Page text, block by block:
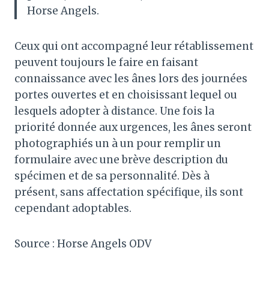
Horse Angels.
Ceux qui ont accompagné leur rétablissement
peuvent toujours le faire en faisant
connaissance avec les ânes lors des journées
portes ouvertes et en choisissant lequel ou
lesquels adopter à distance. Une fois la
priorité donnée aux urgences, les ânes seront
photographiés un à un pour remplir un
formulaire avec une brève description du
spécimen et de sa personnalité. Dès à
présent, sans affectation spécifique, ils sont
cependant adoptables.
Source : Horse Angels ODV